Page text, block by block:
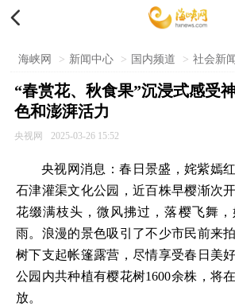

海峡网 > 新闻中心 > 国内频道 > 社会新闻
“春赏花、秋食果”沉浸式感受
色和澎湃活力
央视网 2025-03-26 15:52
央视网消息：春日景盛，姹紫嫣
石津灌渠文化公园，近百株早樱渐次
花缀满枝头，微风拂过，落樱飞舞
雨。浪漫的景色吸引了不少市民前来
树下支起帐篷露营，尽情享受春日美
公园内共种植有樱花树1600余株，将
放。